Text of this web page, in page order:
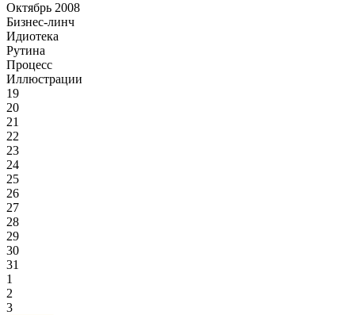
Октябрь 2008
Бизнес-линч
Идиотека
Рутина
Процесс
Иллюстрации
19
20
21
22
23
24
25
26
27
28
29
30
31
1
2
3